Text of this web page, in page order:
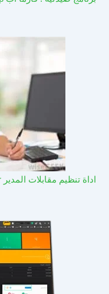
اداة تنظيم مقابلات المدير Interview Manager